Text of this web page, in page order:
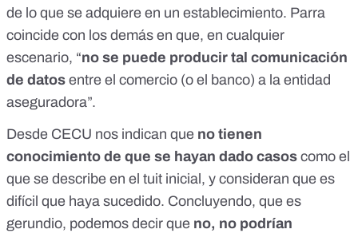
de lo que se adquiere en un establecimiento. Parra
coincide con los demás en que, en cualquier
escenario, “no se puede producir tal comunicación
de datos entre el comercio (o el banco) a la entidad
aseguradora”.
Desde CECU nos indican que no tienen
conocimiento de que se hayan dado casos como el
que se describe en el tuit inicial, y consideran que es
difícil que haya sucedido. Concluyendo, que es
gerundio, podemos decir que no, no podrían